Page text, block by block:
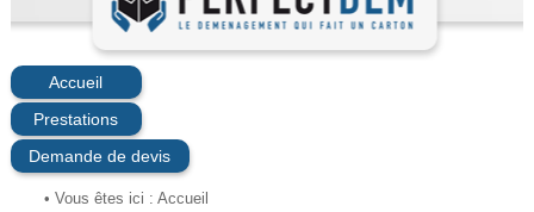
Accueil
Prestations
Demande de devis
• Vous êtes ici : Accueil